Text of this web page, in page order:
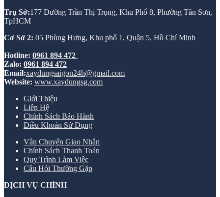
Trụ Sở:177 Đường Trần Thị Trọng, Khu Phố 8, Phường Tân Sơn,
TpHCM
Cơ Sở 2: 05 Phùng Hưng, Khu phố 1, Quận 5, Hồ Chí Minh
Hotline: 0961 894 472
Zalo: 0961 894 472
Email:xaydungsaigon24h@gmail.com
Website: www.xaydungsg.com
Giới Thiệu
Liên Hệ
Chính Sách Bảo Hành
Điều Khoản Sử Dụng
Vận Chuyển Giao Nhận
Chính Sách Thanh Toán
Quy Trình Làm Việc
Câu Hỏi Thường Gặp
DỊCH VỤ CHÍNH